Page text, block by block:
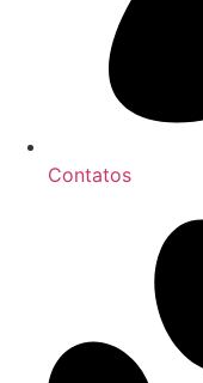
Contatos